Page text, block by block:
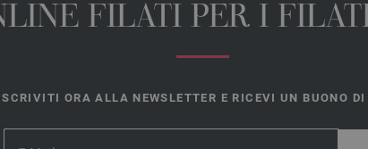
FILATI PER I
ORA ALLA NEWSLETTER E RICEVI UN BUONO